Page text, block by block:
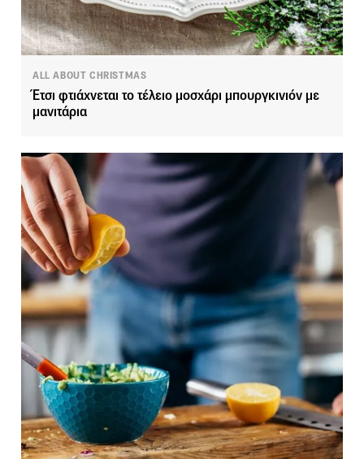
ALL ABOUT CHRISTMAS
Έτσι φτιάχνεται το τέλειο μοσχάρι μπουργκινιόν με
μανιτάρια